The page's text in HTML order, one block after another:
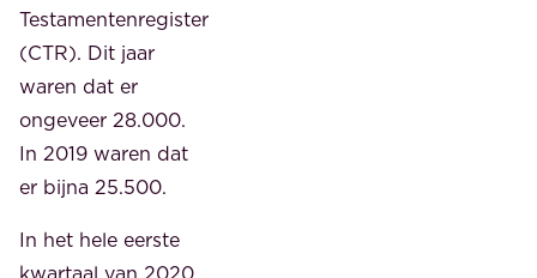
Testamentenregister
(CTR). Dit jaar
waren dat er
ongeveer 28.000.
In 2019 waren dat
er bijna 25.500.
In het hele eerste